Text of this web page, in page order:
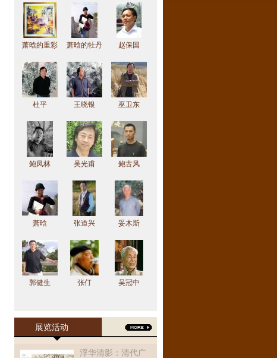
萧晗的重彩
萧晗的牡丹
赵保国
杜平 王晓银 巫卫东
鲍凤林 吴光甫 鲍古风
萧晗 张道兴 妥木斯
郭健生 张仃 吴冠中
展览活动
浮华清影：清代广